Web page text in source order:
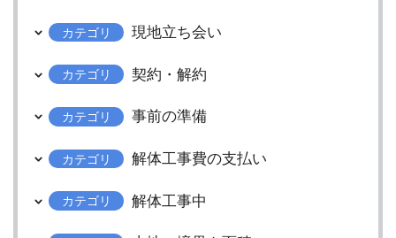
カテゴリ 現地立ち会い
カテゴリ 契約・解約
カテゴリ 事前の準備
カテゴリ 解体工事費の支払い
カテゴリ 解体工事中